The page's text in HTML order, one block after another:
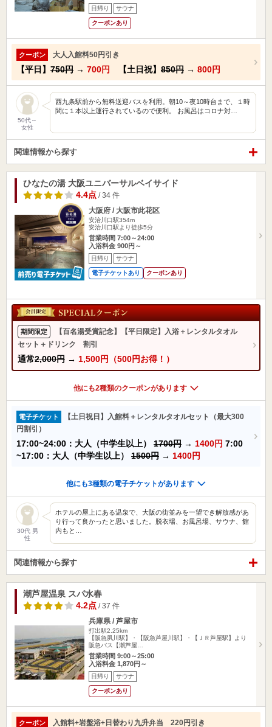
日帰り サウナ
クーポンあり
クーポン 大人入館料50円引き
【平日】 750円 → 700円 【土日祝】 850円 → 800円
50代～
女性
西九条駅前から無料送迎バスを利用。朝10～夜10時台まで、１時
間に１本以上運行されているので便利。 お風呂はコロナ対…
関連情報から探す
ひなたの湯 大阪ユニバーサルベイサイド
4.4点 / 34 件
大阪府 / 大阪市此花区
安治川口駅354m
安治川口駅より徒歩5分
営業時間 7:00～24:00
入浴料金 900円～
日帰り サウナ
電子チケットあり クーポンあり
期間限定
【百名湯受賞記念】【平日限定】入浴＋レンタルタオル
セット＋ドリンク 割引
通常2,000円 → 1,500円（500円お得！）
他にも2種類のクーポンがあります
電子チケット
【土日祝日】入館料＋レンタルタオルセット（最大300
円割引）
17:00~24:00：大人（中学生以上） 1700円 → 1400円 7:00
~17:00：大人（中学生以上） 1500円 → 1400円
他にも3種類の電子チケットがあります
30代 男
性
ホテルの屋上にある温泉で、大阪の街並みを一望でき解放感があ
り行って良かったと思いました。脱衣場、お風呂場、サウナ、館
内もと…
関連情報から探す
潮芦屋温泉 スパ水春
4.2点 / 37 件
兵庫県 / 芦屋市
打出駅2.25km
【阪急夙川駅】・【阪急芦屋川駅】・【ＪＲ芦屋駅】より
阪急バス【潮芦屋…
営業時間 9:00～25:00
入浴料金 1,870円～
日帰り サウナ
クーポンあり
クーポン 入館料+岩盤浴+日替わり九升弁当 220円引き